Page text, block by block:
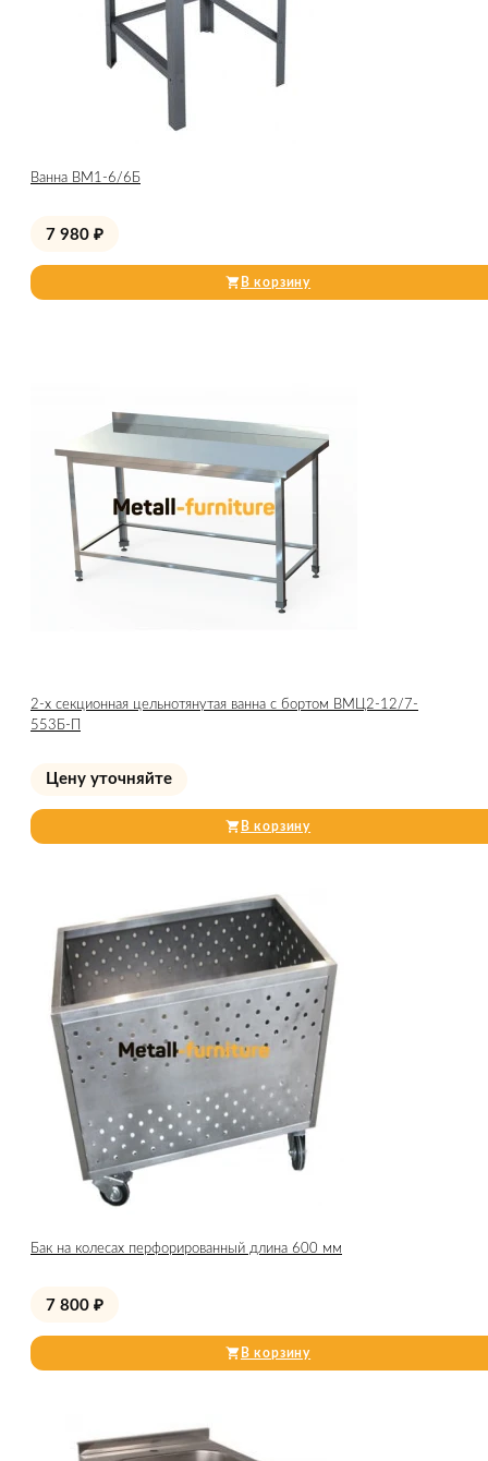
Ванна ВМ1-6/6Б
7 980 ₽
В корзину
2-х секционная цельнотянутая ванна с бортом ВМЦ2-12/7-
553Б-П
Цену уточняйте
В корзину
Бак на колесах перфорированный длина 600 мм
7 800 ₽
В корзину